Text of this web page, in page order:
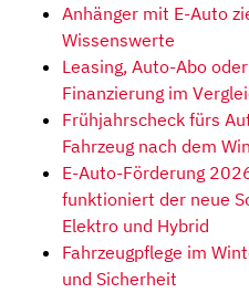
Anhänger mit E-Auto
Wissenswerte
Leasing, Auto-Abo
Finanzierung im
Frühjahrscheck fürs
Fahrzeug nach dem
E-Auto-Förderung
funktioniert der neue
Elektro und Hybrid
Fahrzeugpflege im
und Sicherheit